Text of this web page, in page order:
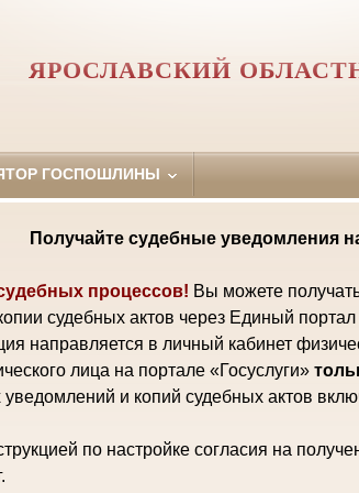
ЯРОСЛАВСКИЙ
ГОСПОШЛИНЫ
Получайте судебные уведомления
процессов! Вы можете
судебных актов через Единый
направляется в личный кабинет
лица на портале «Госуслуги»
и копий судебных актов
по настройке согласия на